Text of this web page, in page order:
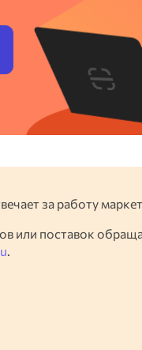
за работу
или поставок
.